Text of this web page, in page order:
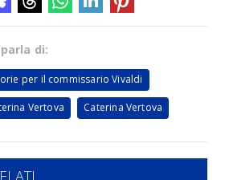
di:
per il commissario Vivaldi
Vertova Caterina Vertova